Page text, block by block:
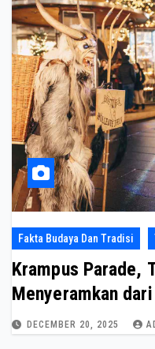
Fakta Budaya Dan Tradisi
Krampus Parade,
Menyeramkan
DECEMBER 20, 2025